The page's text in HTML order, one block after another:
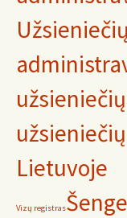
Lietuvoje
Vizų registras